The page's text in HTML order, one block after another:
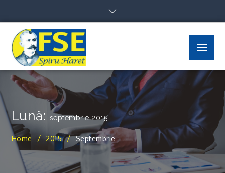
content
FSE Spiru Haret
Menu
Lună: septembrie 2015
Home 2015 Septembrie